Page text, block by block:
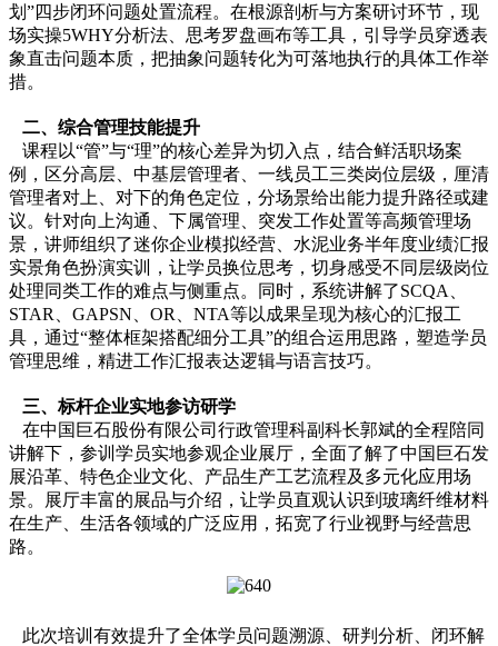
划”四步闭环问题处置流程。在根源剖析与方案研讨环节，现
场实操5WHY分析法、思考罗盘画布等工具，引导学员穿透表
象直击问题本质，把抽象问题转化为可落地执行的具体工作举
措。
二、综合管理技能提升
课程以“管”与“理”的核心差异为切入点，结合鲜活职场案
例，区分高层、中基层管理者、一线员工三类岗位层级，厘清
管理者对上、对下的角色定位，分场景给出能力提升路径或建
议。针对向上沟通、下属管理、突发工作处置等高频管理场
景，讲师组织了迷你企业模拟经营、水泥业务半年度业绩汇报
实景角色扮演实训，让学员换位思考，切身感受不同层级岗位
处理同类工作的难点与侧重点。同时，系统讲解了SCQA、
STAR、GAPSN、OR、NTA等以成果呈现为核心的汇报工
具，通过“整体框架搭配细分工具”的组合运用思路，塑造学员
管理思维，精进工作汇报表达逻辑与语言技巧。
三、标杆企业实地参访研学
在中国巨石股份有限公司行政管理科副科长郭斌的全程陪同
讲解下，参训学员实地参观企业展厅，全面了解了中国巨石发
展沿革、特色企业文化、产品生产工艺流程及多元化应用场
景。展厅丰富的展品与介绍，让学员直观认识到玻璃纤维材料
在生产、生活各领域的广泛应用，拓宽了行业视野与经营思
路。
此次培训有效提升了全体学员问题溯源、研判分析、闭环解